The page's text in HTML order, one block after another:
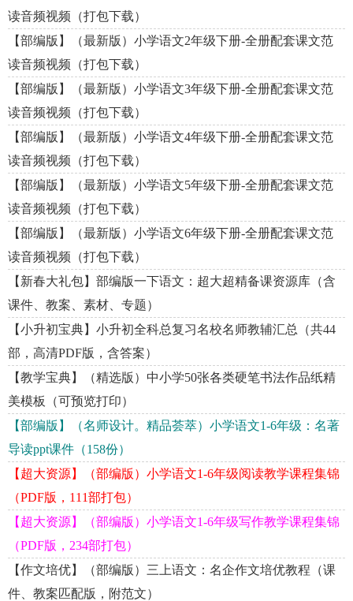
读音频视频（打包下载）
【部编版】（最新版）小学语文2年级下册-全册配套课文范
读音频视频（打包下载）
【部编版】（最新版）小学语文3年级下册-全册配套课文范
读音频视频（打包下载）
【部编版】（最新版）小学语文4年级下册-全册配套课文范
读音频视频（打包下载）
【部编版】（最新版）小学语文5年级下册-全册配套课文范
读音频视频（打包下载）
【部编版】（最新版）小学语文6年级下册-全册配套课文范
读音频视频（打包下载）
【新春大礼包】部编版一下语文：超大超精备课资源库（含
课件、教案、素材、专题）
【小升初宝典】小升初全科总复习名校名师教辅汇总（共44
部，高清PDF版，含答案）
【教学宝典】（精选版）中小学50张各类硬笔书法作品纸精
美模板（可预览打印）
【部编版】（名师设计。精品荟萃）小学语文1-6年级：名著
导读ppt课件（158份）
【超大资源】（部编版）小学语文1-6年级阅读教学课程集锦
（PDF版，111部打包）
【超大资源】（部编版）小学语文1-6年级写作教学课程集锦
（PDF版，234部打包）
【作文培优】（部编版）三上语文：名企作文培优教程（课
件、教案匹配版，附范文）